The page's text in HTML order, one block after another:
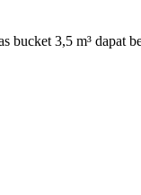
3,5 m³ dapat